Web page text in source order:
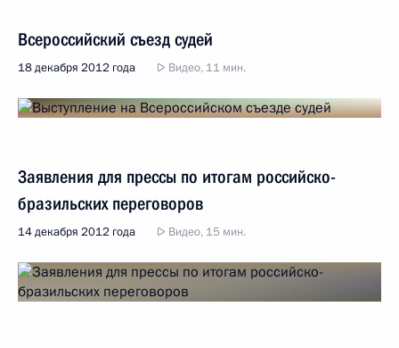
Всероссийский съезд судей
18 декабря 2012 года Видео, 11 мин.
Заявления для прессы по итогам российско-
бразильских переговоров
14 декабря 2012 года Видео, 15 мин.